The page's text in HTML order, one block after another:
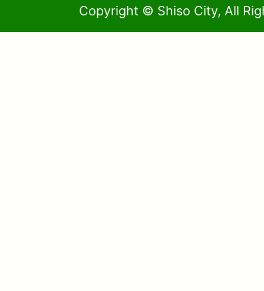
Copyright © Shiso City, All